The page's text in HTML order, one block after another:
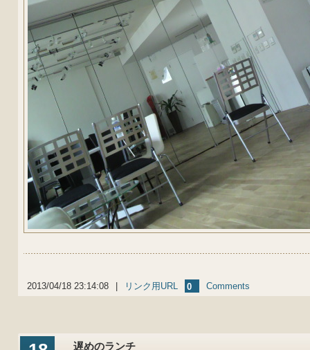
2013/04/18 23:14:08 リンク用URL 0 Comments
遅めのランチ